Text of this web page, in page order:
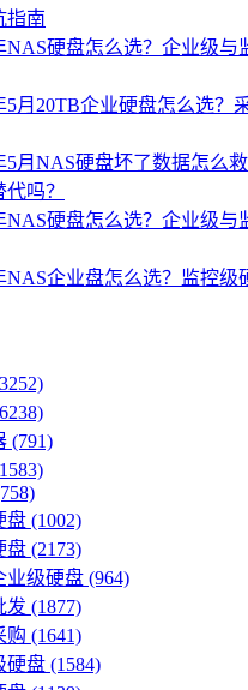
指南
NAS硬盘怎么选？企业级与
5月20TB企业硬盘怎么选？
5月NAS硬盘坏了数据怎么
吗？
NAS硬盘怎么选？企业级与
NAS企业盘怎么选？监控级
(791)
盘 (1002)
盘 (2173)
业级硬盘 (964)
发 (1877)
购 (1641)
硬盘 (1584)